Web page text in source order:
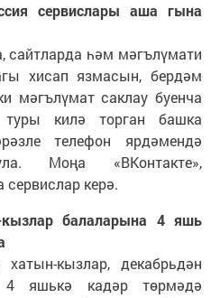
сервислары аша гына
сайтларда һәм мәгълүмати
хисап язмасын, бердәм
мәгълүмат саклау буенча
туры килә торган башка
телефон ярдәмендә
Моңа «ВКонтакте»,
керә.
балаларына 4 яшь
кызлар, декабрьдән
яшькә кадәр төрмәдә